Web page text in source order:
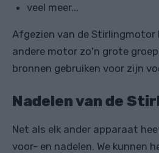
veel meer...
Afgezien van de Stirlingmotor
andere motor zo'n grote
bronnen gebruiken voor zijn
Nadelen van de
Net als elk ander apparaat
voor- en nadelen. We kunnen